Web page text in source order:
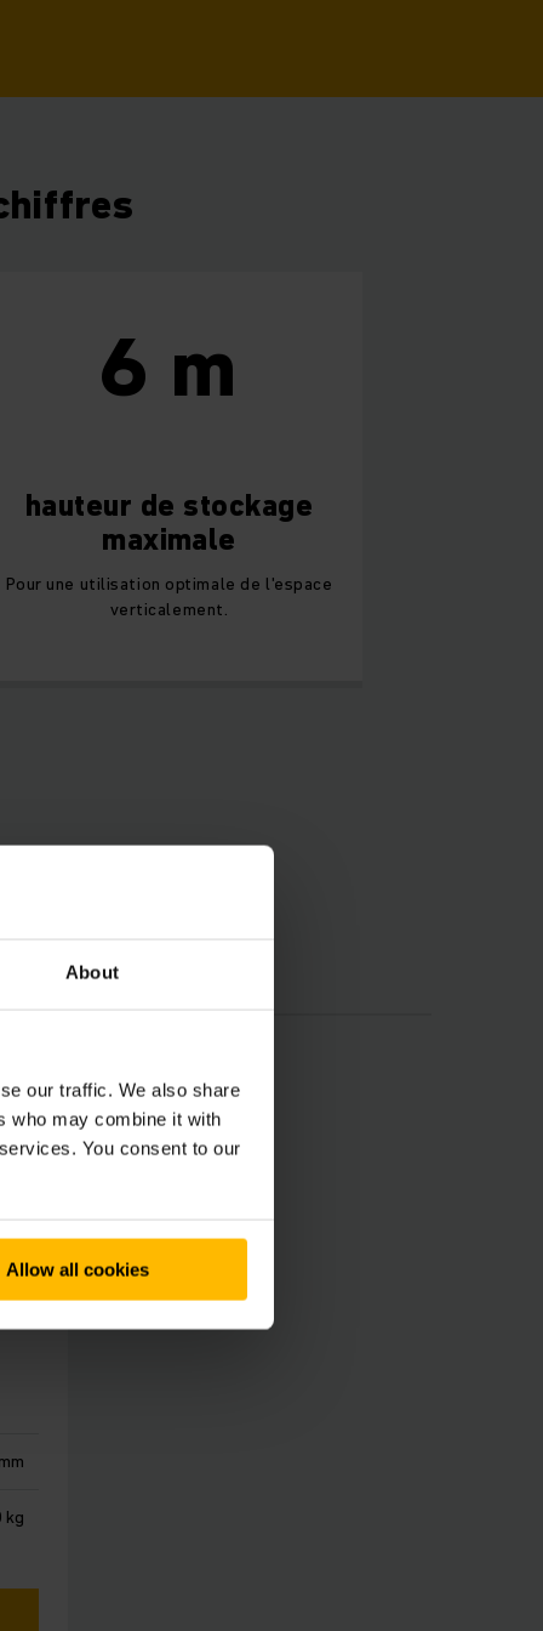
About
our traffic. We also share
who may combine it with
You consent to our
Allow all cookies
6 m
hauteur de stockage
maximale
Pour une utilisation optimale de l'espace
verticalement.
kg